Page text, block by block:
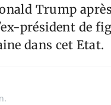
Trump
président de
dans cet Etat.